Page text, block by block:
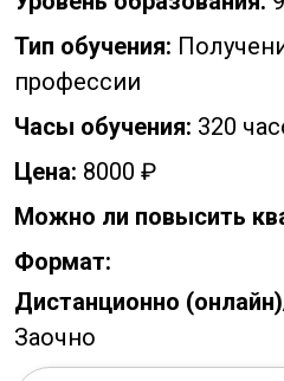
Тип обучения:
профессии
Часы обучения: 320
Цена: 8000 ₽
Можно ли повысить
Формат:
Дистанционно
Заочно